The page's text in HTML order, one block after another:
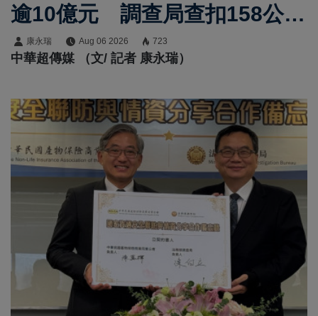
逾10億元 調查局查扣158公斤
黃金、豪宅豪車
康永瑞 Aug 06 2026 723
中華超傳媒 （文/ 記者 康永瑞）